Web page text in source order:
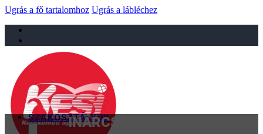
Ugrás a fő tartalomhoz Ugrás a lábléchez
sportiskola@juniorsportkft.hu
SZAKOSZTÁLYOKINÁRCSON INDULT AZ ÉV A